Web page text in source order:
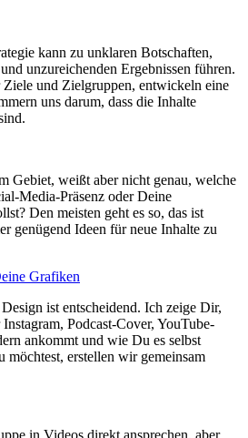
kann zu unklaren Botschaften,
unzureichenden Ergebnissen führen.
und Zielgruppen, entwickeln eine
uns darum, dass die Inhalte
Gebiet, weißt aber nicht genau, welche
Media-Präsenz oder Deine
Den meisten geht es so, das ist
genügend Ideen für neue Inhalte zu
Grafiken
ist entscheidend. Ich zeige Dir,
Podcast-Cover, YouTube-
ankommt und wie Du es selbst
möchtest, erstellen wir gemeinsam
in Videos direkt ansprechen, aber